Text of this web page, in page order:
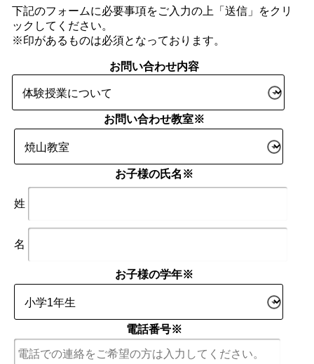
下記のフォームに必要事項をご入力の上「送信」をクリ
ックしてください。
※印があるものは必須となっております。
お問い合わせ内容
お問い合わせ教室※
お子様の氏名 ※
姓
名
お子様の学年※
電話番号※